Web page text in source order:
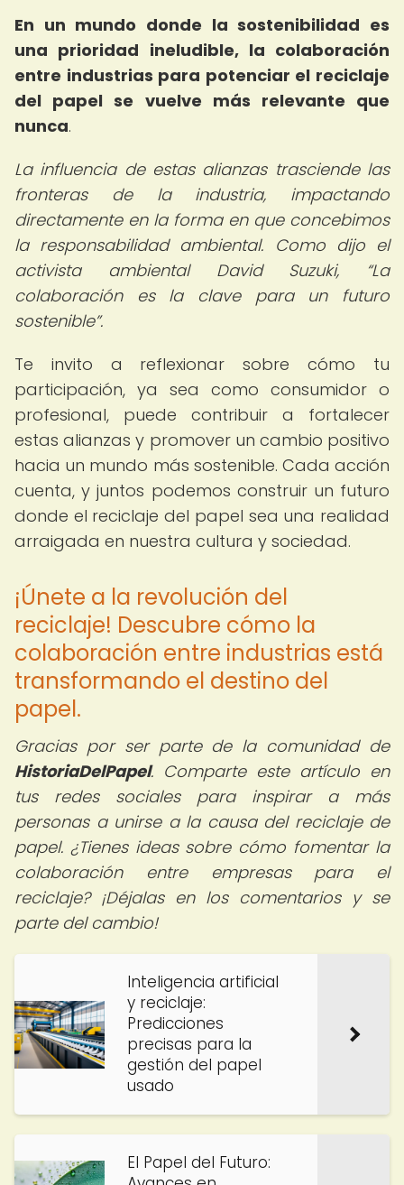
En un mundo donde la sostenibilidad es
una prioridad ineludible, la colaboración
entre industrias para potenciar el reciclaje
del papel se vuelve más relevante que
nunca.
La influencia de estas alianzas trasciende las
fronteras de la industria, impactando
directamente en la forma en que concebimos
la responsabilidad ambiental. Como dijo el
activista ambiental David Suzuki,
La
colaboración es la clave para un futuro
sostenible .
Te invito a reflexionar sobre cómo tu
participación, ya sea como consumidor o
profesional, puede contribuir a fortalecer
estas alianzas y promover un cambio positivo
hacia un mundo más sostenible. Cada acción
cuenta, y juntos podemos construir un futuro
donde el reciclaje del papel sea una realidad
arraigada en nuestra cultura y sociedad.
¡Únete a la revolución del
reciclaje! Descubre cómo la
colaboración entre industrias está
transformando el destino del
papel.
Gracias por ser parte de la comunidad de
HistoriaDelPapel. Comparte este artículo en
tus redes sociales para inspirar a más
personas a unirse a la causa del reciclaje de
papel. ¿Tienes ideas sobre cómo fomentar la
colaboración entre empresas para el
reciclaje? ¡Déjalas en los comentarios y se
parte del cambio!
Inteligencia artificial
y reciclaje:
Predicciones
precisas para la
gestión del papel
usado
El Papel del Futuro: